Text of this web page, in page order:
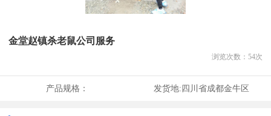
金堂赵镇杀老鼠公司服务
浏览次数： 54次
产品规格： 发货地:四川省成都金牛区